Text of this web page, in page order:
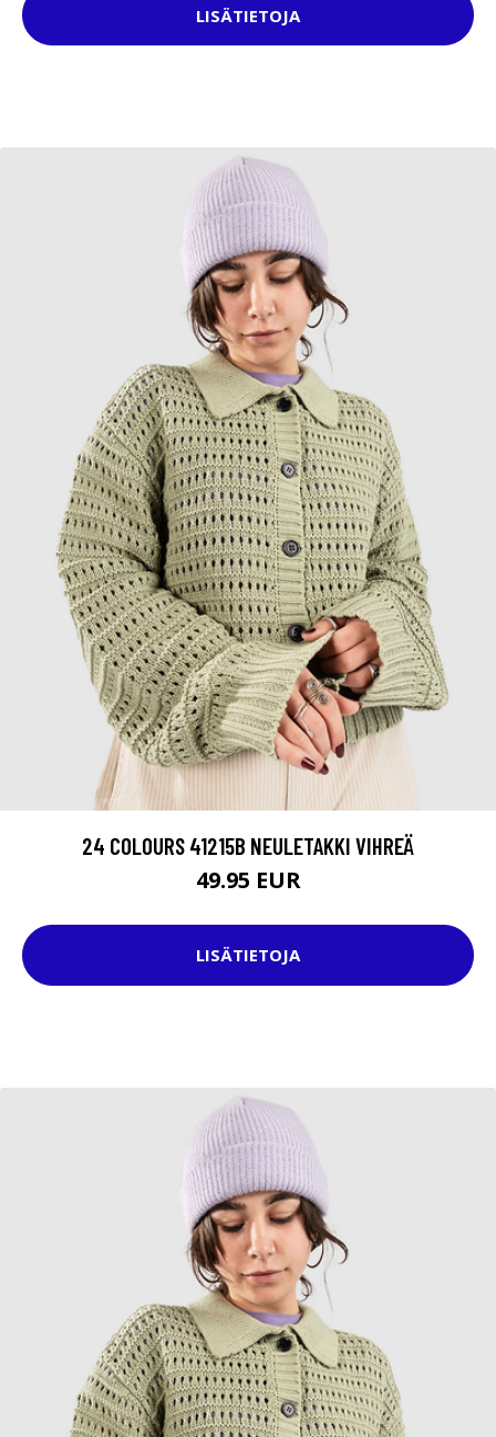
LISÄTIETOJA
24 COLOURS 41215B NEULETAKKI VIHREÄ
49.95 EUR
LISÄTIETOJA